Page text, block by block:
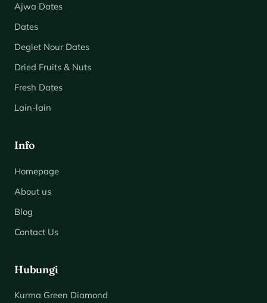
Ajwa Dates
Dates
Deglet Nour Dates
Dried Fruits & Nuts
Fresh Dates
Lain-lain
Info
Homepage
About us
Blog
Contact Us
Hubungi
Kurma Green Diamond